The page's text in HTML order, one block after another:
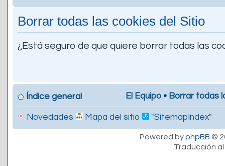
Borrar todas las cookies del Sitio
¿Está seguro de que quiere borrar todas las
Índice general El Equipo • Borrar todas
Novedades Mapa del sitio "SitemapIndex"
Powered byphpBB ©
Traducción